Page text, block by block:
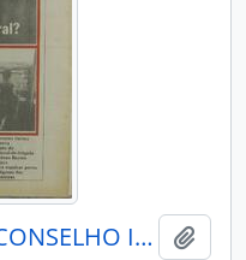
PORANTIM - BRASÍLIA CONSELHO INDIGENISTA MISSIONÁRIO - 1986 - Nº93